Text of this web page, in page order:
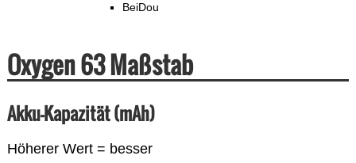
BeiDou
Oxygen 63 Maßstab
Akku-Kapazität (mAh)
Höherer Wert = besser